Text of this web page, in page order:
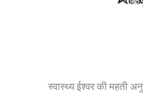
स्वास्थ्य ईश्वर की महती